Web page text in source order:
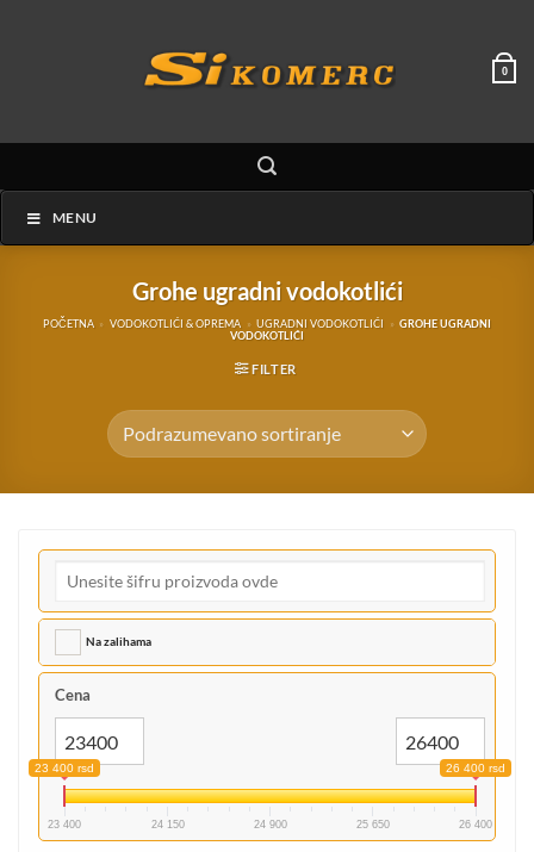
0
MENU
Grohe ugradni vodokotlići
POČETNA » VODOKOTLIĆI & OPREMA » UGRADNI VODOKOTLIĆI » GROHE UGRADNI
VODOKOTLIĆI
FILTER
Na zalihama
Cena
23 400 rsd 26 400 rsd
23 400 24 150 24 900 25 650 26 400